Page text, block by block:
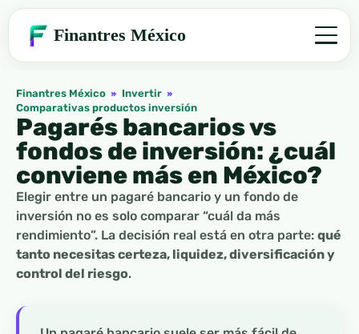
Finantres México
Finantres México » Invertir »
Comparativas productos inversión
Pagarés bancarios vs
fondos de inversión: ¿cuál
conviene más en México?
Elegir entre un pagaré bancario y un fondo de
inversión no es solo comparar “cuál da más
rendimiento”. La decisión real está en otra parte: qué
tanto necesitas certeza, liquidez, diversificación y
control del riesgo.